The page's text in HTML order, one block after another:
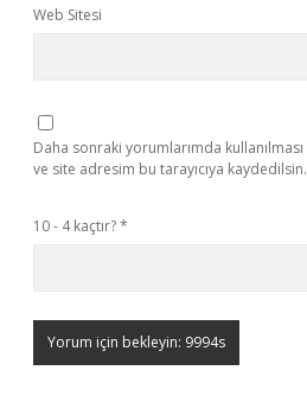
Web Sitesi
Daha sonraki yorumlarımda
ve site adresim bu tarayıcıya kaydedilsin.
10 - 4 kaçtır?*